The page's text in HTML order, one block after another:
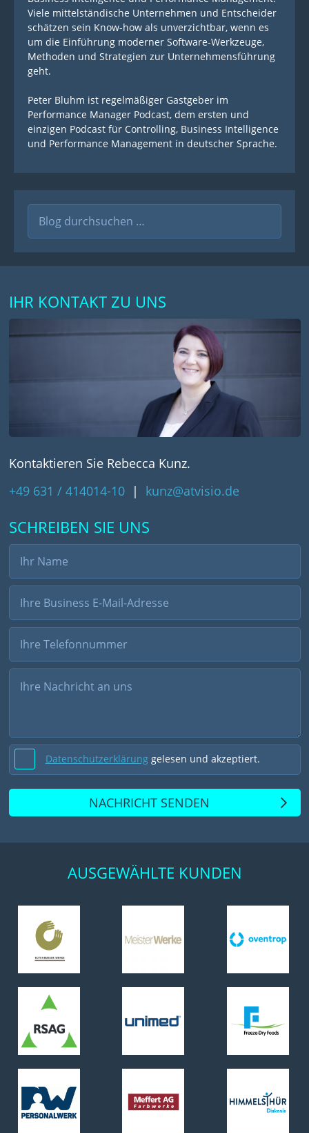
Viele mittelständische Unternehmen und Entscheider
schätzen sein Know-how als unverzichtbar, wenn es
um die Einführung moderner Software-Werkzeuge,
Methoden und Strategien zur Unternehmensführung
geht.
Peter Bluhm ist regelmäßiger Gastgeber im
Performance Manager Podcast, dem ersten und
einzigen Podcast für Controlling, Business Intelligence
und Performance Management in deutscher Sprache.
Suche
nach:
IHR KONTAKT ZU UNS
Kontaktieren Sie Rebecca Kunz.
+49 631 / 414014-10 | kunz@atvisio.de
SCHREIBEN SIE UNS
Datenschutzerklärung gelesen und akzeptiert.
NACHRICHT SENDEN
AUSGEWÄHLTE KUNDEN